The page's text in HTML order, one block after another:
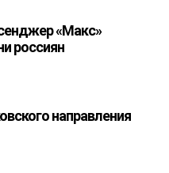
«Макс»
россиян
направления